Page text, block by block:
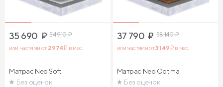
35 690 ₽ 54 910₽
или частями от 2 974₽ в мес.
Матрас Neo Soft
Без оценок
37 790 ₽ 58 140₽
или частями от3 149₽ в мес.
Матрас Neo Optima
Без оценок